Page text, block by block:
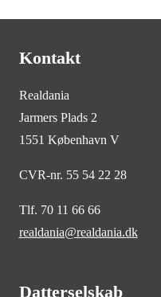
Kontakt
Realdania
Jarmers Plads 2
1551 København V
CVR-nr. 55 54 22 28
Tlf. 70 11 66 66
realdania@realdania.dk
Datterselskab